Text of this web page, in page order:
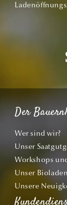
Der
Wer sind wir?
Unser
Workshops
Unser Bioladen
Unsere